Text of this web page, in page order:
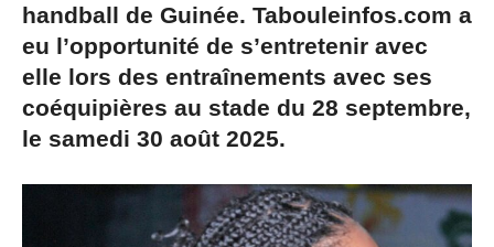
handball de Guinée. Tabouleinfos.com a
eu l’opportunité de s’entretenir avec
elle lors des entraînements avec ses
coéquipières au stade du 28 septembre,
le samedi 30 août 2025.